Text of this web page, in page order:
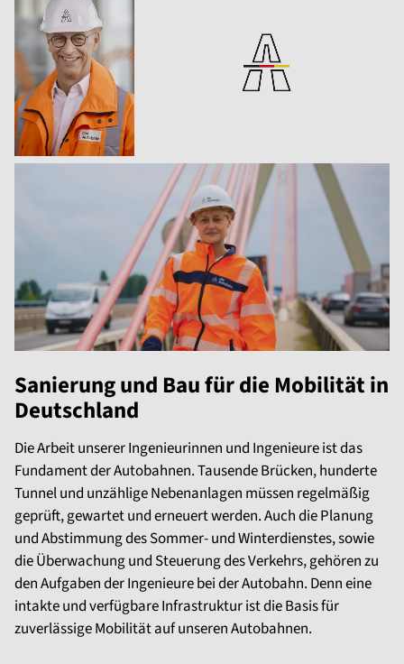
Sanierung und Bau für die Mobilität in
Deutschland
Die Arbeit unserer Ingenieurinnen und Ingenieure ist das
Fundament der Autobahnen. Tausende Brücken, hunderte
Tunnel und unzählige Nebenanlagen müssen regelmäßig
geprüft, gewartet und erneuert werden. Auch die Planung
und Abstimmung des Sommer- und Winterdienstes, sowie
die Überwachung und Steuerung des Verkehrs, gehören zu
den Aufgaben der Ingenieure bei der Autobahn. Denn eine
intakte und verfügbare Infrastruktur ist die Basis für
zuverlässige Mobilität auf unseren Autobahnen.